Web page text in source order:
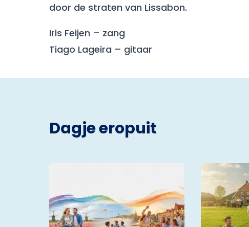
door de straten van Lissabon.
Iris Feijen – zang
Tiago Lageira – gitaar
Dagje eropuit